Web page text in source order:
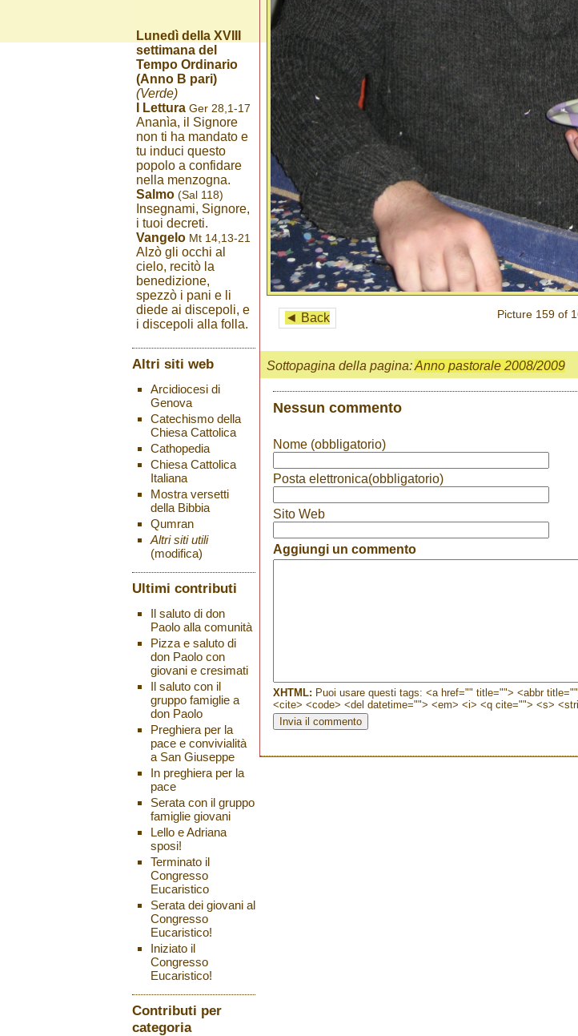
◄ Back Picture 159 of
Sottopagina della pagina:Anno pastorale 2008/2009
Nessun commento
Nome (obbligatorio)
Posta elettronica(obbligatorio)
Sito Web
Aggiungi un commento
XHTML: Puoi usare questi tags: <a href="" title=""> <abbr
<cite> <code> <del datetime=""> <em> <i> <q cite=""> <s>
Lunedì della XVIII
settimana del
Tempo Ordinario
(Anno B pari)
(Verde)
I Lettura Ger 28,1-17
Ananìa, il Signore
non ti ha mandato e
tu induci questo
popolo a confidare
nella menzogna.
Salmo (Sal 118)
Insegnami, Signore,
i tuoi decreti.
Vangelo Mt 14,13-21
Alzò gli occhi al
cielo, recitò la
benedizione,
spezzò i pani e li
diede ai discepoli, e
i discepoli alla folla.
Altri siti web
Arcidiocesi di
Genova
Catechismo della
Chiesa Cattolica
Cathopedia
Chiesa Cattolica
Italiana
Mostra versetti
della Bibbia
Qumran
Altri siti utili
(modifica)
Ultimi contributi
Il saluto di don
Paolo alla comunità
Pizza e saluto di
don Paolo con
giovani e cresimati
Il saluto con il
gruppo famiglie a
don Paolo
Preghiera per la
pace e convivialità
a San Giuseppe
In preghiera per la
pace
Serata con il gruppo
famiglie giovani
Lello e Adriana
sposi!
Terminato il
Congresso
Eucaristico
Serata dei giovani al
Congresso
Eucaristico!
Iniziato il
Congresso
Eucaristico!
Contributi per
categoria